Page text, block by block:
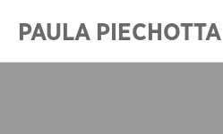
Inhalt
springen
PAULA PIECHOTTA